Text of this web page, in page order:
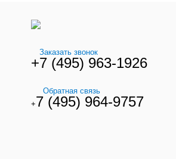
Заказать звонок
+7 (495) 963-1926
Обратная связь
+7 (495) 964-9757